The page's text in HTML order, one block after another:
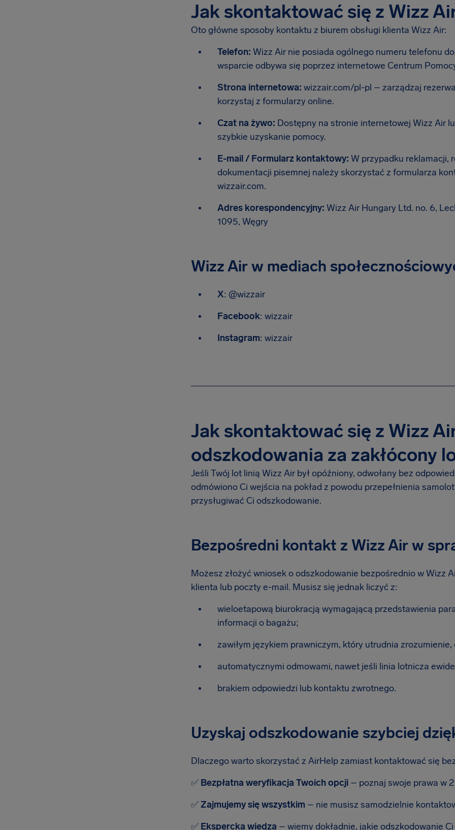
Jak skontaktować się z Wizz
Oto główne sposoby kontaktu z biurem obsługi klienta Wizz Air:
Telefon: Wizz Air nie posiada ogólnego numeru telefonu
wsparcie odbywa się poprzez internetowe Centrum
Strona internetowa: wizzair.com/pl-pl – zarządzaj
korzystaj z formularzy online.
Czat na żywo: Dostępny na stronie internetowej Wizz Air
szybkie uzyskanie pomocy.
E-mail / Formularz kontaktowy: W przypadku reklamacji,
dokumentacji pisemnej należy skorzystać z formularza
wizzair.com.
Adres korespondencyjny: Wizz Air Hungary Ltd. no. 6,
1095, Węgry
Wizz Air w mediach
X: @wizzair
Facebook: wizzair
Instagram: wizzair
Jak skontaktować się z Wizz
odszkodowania za zakłócony
Jeśli Twój lot linią Wizz Air był opóźniony, odwołany bez
odmówiono Ci wejścia na pokład z powodu przepełnienia
przysługiwać Ci odszkodowanie.
Bezpośredni kontakt z Wizz Air w
Możesz złożyć wniosek o odszkodowanie bezpośrednio w Wizz
klienta lub poczty e-mail. Musisz się jednak liczyć z:
wieloetapową biurokracją wymagającą przedstawienia
informacji o bagażu;
zawiłym językiem prawniczym, który utrudnia
automatycznymi odmowami, nawet jeśli linia lotnicza
brakiem odpowiedzi lub kontaktu zwrotnego.
Uzyskaj odszkodowanie szybciej
Dlaczego warto skorzystać z AirHelp zamiast kontaktować się
✅ Bezpłatna weryfikacja Twoich opcji – poznaj swoje prawa w
✅Zajmujemy się wszystkim – nie musisz samodzielnie
✅ Ekspercka wiedza – wiemy dokładnie, jakie odszkodowanie